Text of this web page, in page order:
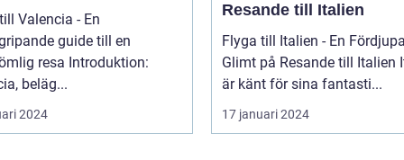
Valencia - En
guide till en
Introduktion:
beläg...
2024
Resande till Italien
Flyga till Italien - En
Glimt på Resande till Italien Italien
är känt för sina fantasti...
17 januari 2024